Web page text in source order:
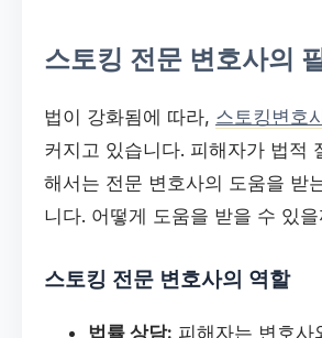
스토킹 전문 변호사의
법이 강화됨에 따라, 스토킹변호
커지고 있습니다. 피해자가 법적
해서는 전문 변호사의 도움을 받
니다. 어떻게 도움을 받을 수 있을
스토킹 전문 변호사의 역할
법률 상담: 피해자는 변호사